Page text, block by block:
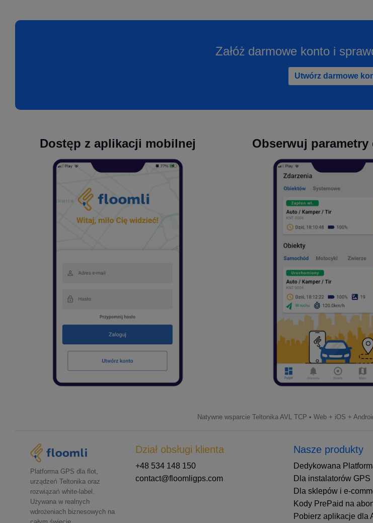
Załóż darmowe konto i
Utwórz darmowe
Dostęp z aplikacji mobilnej Obserwuj
Natywne wsparcie Teltonika AVL TCP • Web + iOS +
Platforma GPS dla flot,
urządzeń Teltonika oraz
rozwiązań white-label.
Używana w realnych
wdrożeniach biznesowych na
Dział obsługi klienta
+48 534 148 150
contact@floomligps.com
Nasze produkty
Dedykowana
Dla instalatorów GPS
Dla sklepów i e-
Kody PrePaid na
Pobierz aplikacje dla